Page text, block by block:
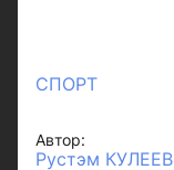
СПОРТ
Автор:
Рустэм КУЛЕЕВ